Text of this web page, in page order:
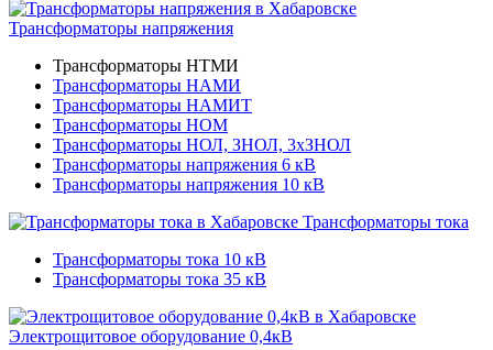
Трансформаторы напряжения
Трансформаторы НТМИ
Трансформаторы НАМИ
Трансформаторы НАМИТ
Трансформаторы НОМ
Трансформаторы НОЛ, ЗНОЛ, 3хЗНОЛ
Трансформаторы напряжения 6 кВ
Трансформаторы напряжения 10 кВ
Трансформаторы тока
Трансформаторы тока 10 кВ
Трансформаторы тока 35 кВ
Электрощитовое оборудование 0,4кВ